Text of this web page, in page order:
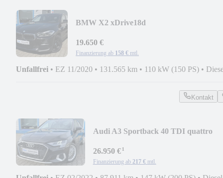
BMW X2 xDrive18d
19.650 €
Finanzierung ab 158 € mtl.
Unfallfrei • EZ 11/2020 • 131.565 km • 110 kW (150 PS) •
Kontakt
Audi A3 Sportback 40 TDI quattro
26.950 €¹
Finanzierung ab 217 € mtl.